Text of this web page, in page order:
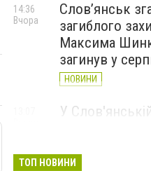
Слов’янськ
загиблого
Максима
загинув у
НОВИНИ
14:36
Вчора
У
НОВИНИ
ТОП НОВИНИ